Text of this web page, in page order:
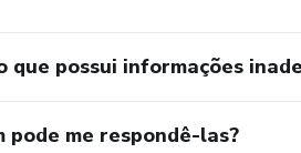
que possui informações
pode me respondê-las?